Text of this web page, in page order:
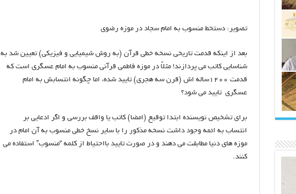
تصویر: دستخط منسوب به امام سجاد در موزه رضوی
بعد از اینکه قدمت تاریخی نسخه خطی قرآن (به روش شیمیایی و فیزیکی) تعیین شد به
شناسایی کاتب می پردازند! مثلاً در ‎موزه فاطمی قرآنی منسوب به امام عسگری است که
قدمت ۱۲۰۰‌ساله اش (قرن سه هجری) تایید شده، اما چگونه انتسابش به امام
عسگری تایید می شود؟
برای تشخیص نویسنده ابتدا توقیع (امضا) کاتب یا واقف بررسی و اگر ادعایی بر
انتساب به ائمه وجود داشت نسخه مذکور را با سایر نسخ خطی منسوب به آن امام در
موزه های دنیا مطابقت می دهند و در صورت تایید بااحتیاط از کلمه “منسوب” استفاده می
کنند.